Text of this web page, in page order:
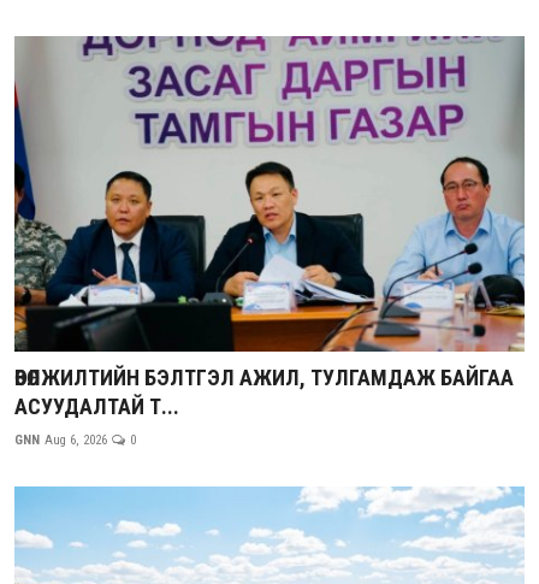
ӨВӨЛЖИЛТИЙН БЭЛТГЭЛ АЖИЛ, ТУЛГАМДАЖ БАЙГАА
АСУУДАЛТАЙ Т...
GNN Aug 6, 2026 0